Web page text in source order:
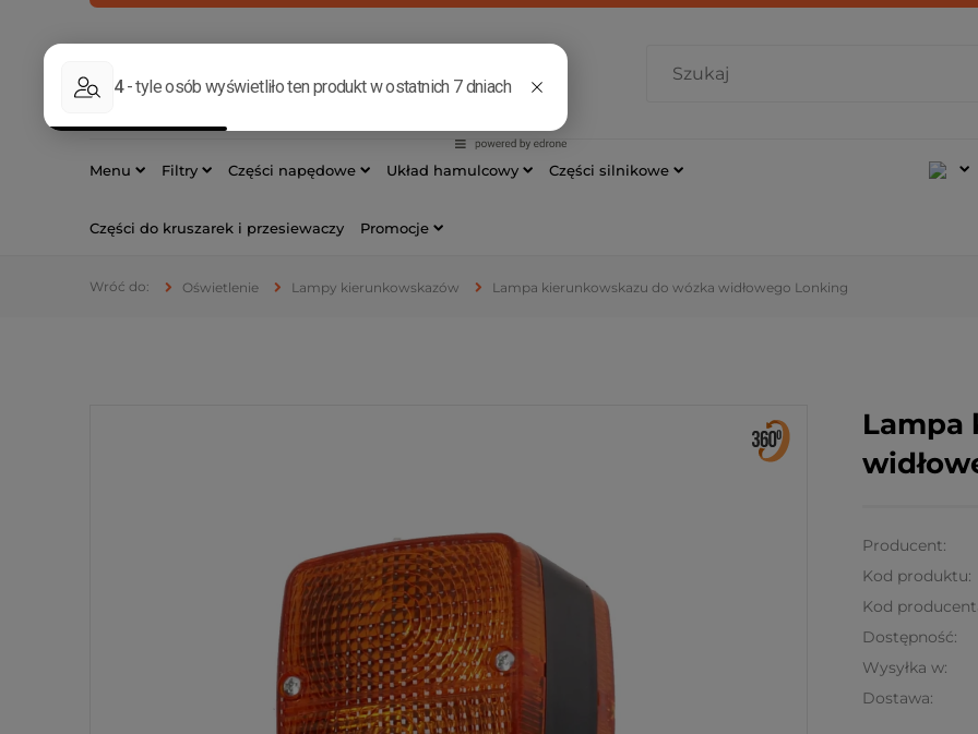
533 177 421
Menu Filtry Części napędowe Układ hamulcowy Części silnikowe
Części do kruszarek i przesiewaczy Promocje
Oświetlenie Lampy kierunkowskazów Lampa kierunkowskazu do wózka widłowego Lonking
Lampa
Producent:
Kod produktu:
Kod
Dostępność:
Wysyłka w:
Dostawa: